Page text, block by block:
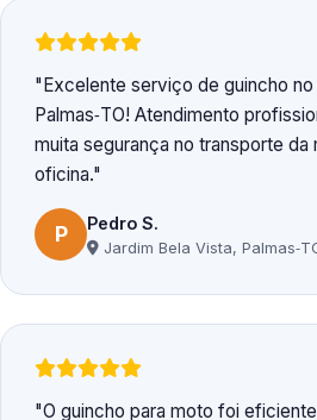
Excelente serviço de guincho no
Palmas‑TO! Atendimento
muita segurança no transporte da
oficina.
P Pedro S.
Jardim Bela Vista,
O guincho para moto foi